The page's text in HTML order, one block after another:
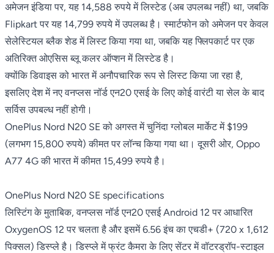
अमेजन इंडिया पर, यह 14,588 रुपये में लिस्टेड (अब उपलब्ध नहीं) था, जबकि
Flipkart पर यह 14,799 रुपये मेंउपलब्धहै। स्मार्टफोन को अमेजन पर केवल
सेलेस्टियल ब्लैक शेड में लिस्ट किया गया था, जबकि यह फ्लिपकार्ट पर एक
अतिरिक्त ओएसिस ब्लू कलर ऑप्शन में लिस्टेड है।
क्योंकि डिवाइस को भारत में अनौपचारिक रूप से लिस्ट किया जा रहा है,
इसलिए देश में नए वनप्लस नॉर्ड एन20 एसई के लिए कोई वारंटी या सेल के बाद
सर्विस उपबल्ध नहीं होगी।
OnePlus Nord N20 SE को अगस्त में चुनिंदा ग्लोबल मार्केट में $199
(लगभग 15,800 रुपये) कीमत पर लॉन्च किया गया था। दूसरी ओर, Oppo
A77 4Gकी भारत में कीमत 15,499 रुपये है।
OnePlus Nord N20 SE specifications
लिस्टिंग के मुताबिक, वनप्लस नॉर्ड एन20 एसई Android 12 पर आधारित
OxygenOS 12 पर चलता है और इसमें 6.56 इंच का एचडी+ (720 x 1,612
पिक्सल) डिस्प्ले है। डिस्प्ले में फ्रंट कैमरा के लिए सेंटर में वॉटरड्रॉप-स्टाइल